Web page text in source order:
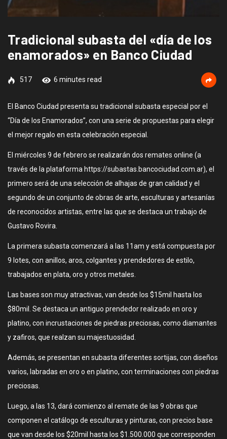
Tradicional subasta del «día de los
enamorados» en Banco Ciudad
517 6 minutes read
El Banco Ciudad presenta su tradicional subasta especial por el
“Día de los Enamorados”, con una serie de propuestas para elegir
el mejor regalo en esta celebración especial.
El miércoles 9 de febrero se realizarán dos remates online (a
través de la plataforma https://subastas.bancociudad.com.ar), el
primero será de una selección de alhajas de gran calidad y el
segundo de un conjunto de obras de arte, esculturas y artesanías
de reconocidos artistas, entre las que se destaca un trabajo de
Gustavo Rovira.
La primera subasta comenzará a las 11am y está compuesta por
9 lotes, con anillos, aros, colgantes y prendedores de estilo,
trabajados en plata, oro y otros metales.
Las bases son muy atractivas, van desde los $15mil hasta los
$80mil. Se destaca un antiguo prendedor realizado en oro y
platino, con incrustaciones de piedras preciosas, como diamantes
y zafiros, que realzan su majestuosidad.
Además, se presentan en subasta diferentes sortijas, con diseños
varios, labradas en oro o en platino, con terminaciones con piedras
preciosas.
Luego, a las 13, dará comienzo al remate de las 9 obras que
componen el catálogo de esculturas y pinturas, con precios base
que van desde los $20mil hasta los $1.500.000 que corresponden